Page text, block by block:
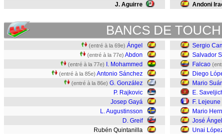
J. Aguirre Andoni
BANCS DE
(entré à la 69e) Ángel
(entré à la 77e) Abdon
(entré à la 77e) I. Mohammed
(entré à la 85e) Antonio Sánchez
(entré à la 86e) G. González
P. Rajkovic
Josep Gayá
L. Augustinsson
D. Greif
Rubén Quintanilla
Sergio
Salvador
Falcao
Diego
Mario
E.
F. Lejeune
Mario
José
Unai